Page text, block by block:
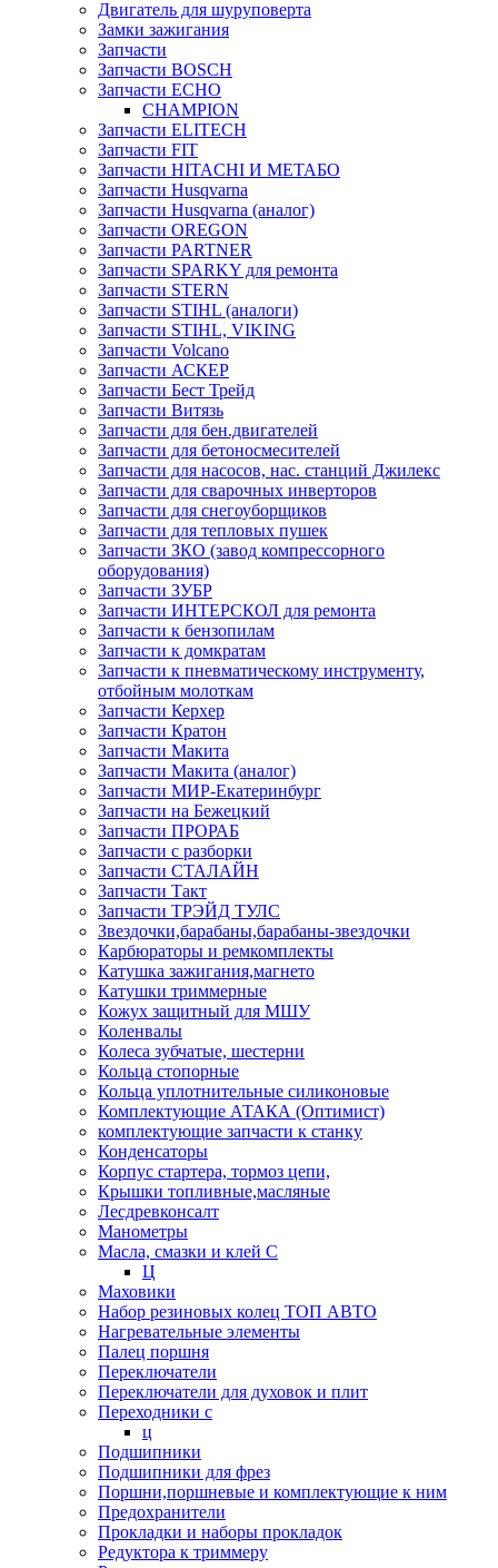
Двигатель для шуруповерта
Замки зажигания
Запчасти
Запчасти BOSCH
Запчасти ECHO
CHAMPION
Запчасти ELITECH
Запчасти FIT
Запчасти HITACHI И МЕТАБО
Запчасти Husqvarna
Запчасти Husqvarna (аналог)
Запчасти OREGON
Запчасти PARTNER
Запчасти SPARKY для ремонта
Запчасти STERN
Запчасти STIHL (аналоги)
Запчасти STIHL, VIKING
Запчасти Volcano
Запчасти АСКЕР
Запчасти Бест Трейд
Запчасти Витязь
Запчасти для бен.двигателей
Запчасти для бетоносмесителей
Запчасти для насосов, нас. станций Джилекс
Запчасти для сварочных инверторов
Запчасти для снегоуборщиков
Запчасти для тепловых пушек
Запчасти ЗКО (завод компрессорного
оборудования)
Запчасти ЗУБР
Запчасти ИНТЕРСКОЛ для ремонта
Запчасти к бензопилам
Запчасти к домкратам
Запчасти к пневматическому инструменту,
отбойным молоткам
Запчасти Керхер
Запчасти Кратон
Запчасти Макита
Запчасти Макита (аналог)
Запчасти МИР-Екатеринбург
Запчасти на Бежецкий
Запчасти ПРОРАБ
Запчасти с разборки
Запчасти СТАЛАЙН
Запчасти Такт
Запчасти ТРЭЙД ТУЛС
Звездочки,барабаны,барабаны-звездочки
Карбюраторы и ремкомплекты
Катушка зажигания,магнето
Катушки триммерные
Кожух защитный для МШУ
Коленвалы
Колеса зубчатые, шестерни
Кольца стопорные
Кольца уплотнительные силиконовые
Комплектующие АТАКА (Оптимист)
комплектующие запчасти к станку
Конденсаторы
Корпус стартера, тормоз цепи,
Крышки топливные,масляные
Лесдревконсалт
Манометры
Масла, смазки и клей С
Ц
Маховики
Набор резиновых колец ТОП АВТО
Нагревательные элементы
Палец поршня
Переключатели
Переключатели для духовок и плит
Переходники с
ц
Подшипники
Подшипники для фрез
Поршни,поршневые и комплектующие к ним
Предохранители
Прокладки и наборы прокладок
Редуктора к триммеру